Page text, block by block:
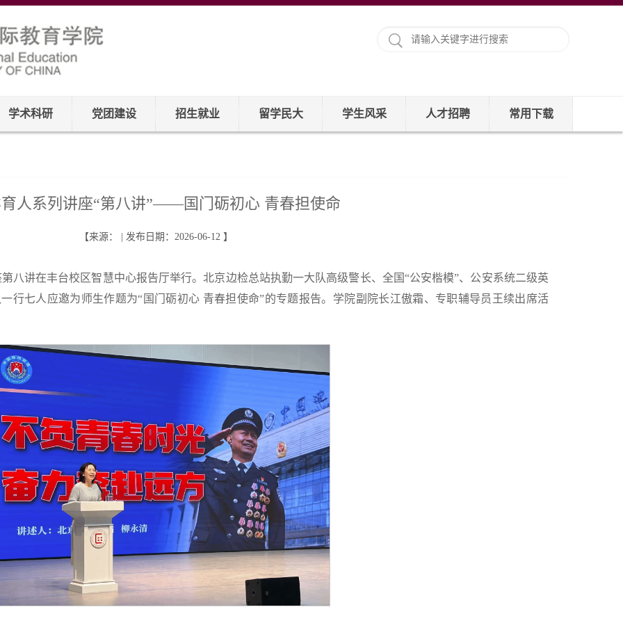
学术科研 党团建设 招生就业 留学民大 学生风采 人才招聘 常用下载
人系列讲座“第八讲”——国门砺初心 青春担使命
【来源： | 发布日期：2026-06-12 】
八讲在丰台校区智慧中心报告厅举行。北京边检总站执勤一大队高级警长、全国“公安楷模”、公安系统二级英
行七人应邀为师生作题为“国门砺初心 青春担使命”的专题报告。学院副院长江傲霜、专职辅导员王续出席活